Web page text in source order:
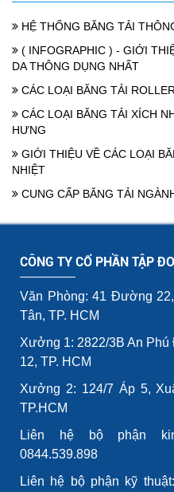
HỆ THỐNG BĂNG TẢI
( INFOGRAPHIC ) - GIỚI
DA THÔNG DỤNG NHẤT
CÁC LOẠI BĂNG TẢI
CÁC LOẠI BĂNG TẢI XÍCH
HƯNG
GIỚI THIỆU VỀ CÁC LOẠI
NHIỆT
CUNG CẤP BĂNG TẢI
CÔNG TY CỔ PHẦN TẬP
Văn Phòng: 41 Đường
Tân, TP. HCM
Xưởng 1: 2822/3B An Phú
12, TP. HCM
Xưởng 2: 124/7 Áp 5,
TP.HCM
Liên hệ bộ phận
0844.539.898
Liên hệ bộ phận kỹ